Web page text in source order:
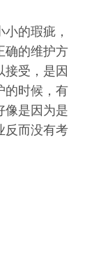
的瑕疵，
确的维护方
接受，是因
的时候，有
像是因为是
反而没有考